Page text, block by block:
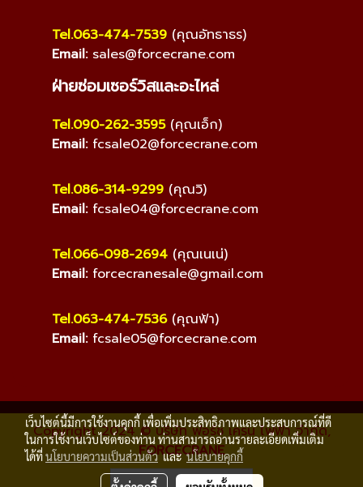
Tel.063-474-7539 (คุณอัทธาธร)
Email: sales@forcecrane.com
ฝ่ายซ่อมเซอร์วิสและอะไหล่
Tel.090-262-3595(คุณเอ็ก)
Email: fcsale02@forcecrane.com
Tel.086-314-9299 (คุณวิ)
Email: fcsale04@forcecrane.com
Tel.066-098-2694 (คุณเนเน่)
Email: forcecranesale@gmail.com
Tel.063-474-7536(คุณฟ้า)
Email: fcsale05@forcecrane.com
Copyright 2024 © บริษัท ฟอร์ช เครน ไฟฟ้า จำกัด,
FORCECRANE
ผู้เข้าชมวันนี้ 1
เว็บไซต์นี้มีการใช้งานคุกกี้ เพื่อเพิ่มประสิทธิภาพและประสบการณ์ที่ดี
ในการใช้งานเว็บไซต์ของท่าน ท่านสามารถอ่านรายละเอียดเพิ่มเติม
ได้ที่นโยบายความเป็นส่วนตัวและนโยบายคุกกี้